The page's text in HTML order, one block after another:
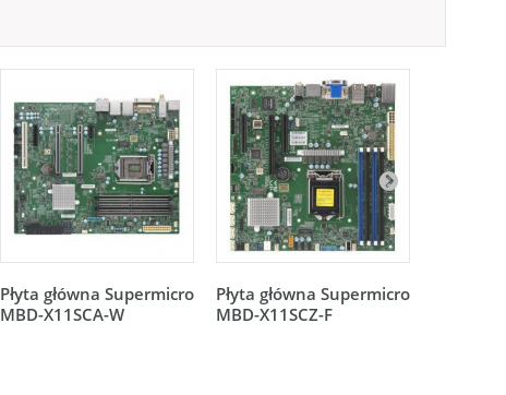
Płyta główna Supermicro
MBD-X11SCA-W
Płyta główna Supermicro
MBD-X11SCZ-F